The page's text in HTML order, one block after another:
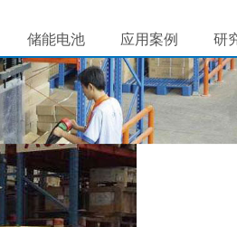
储能电池 应用案例 研